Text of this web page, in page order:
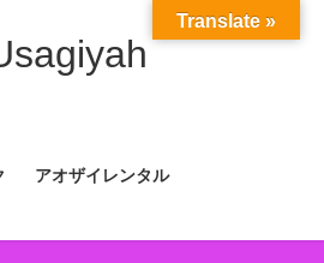
アオザイレンタル
Translate »